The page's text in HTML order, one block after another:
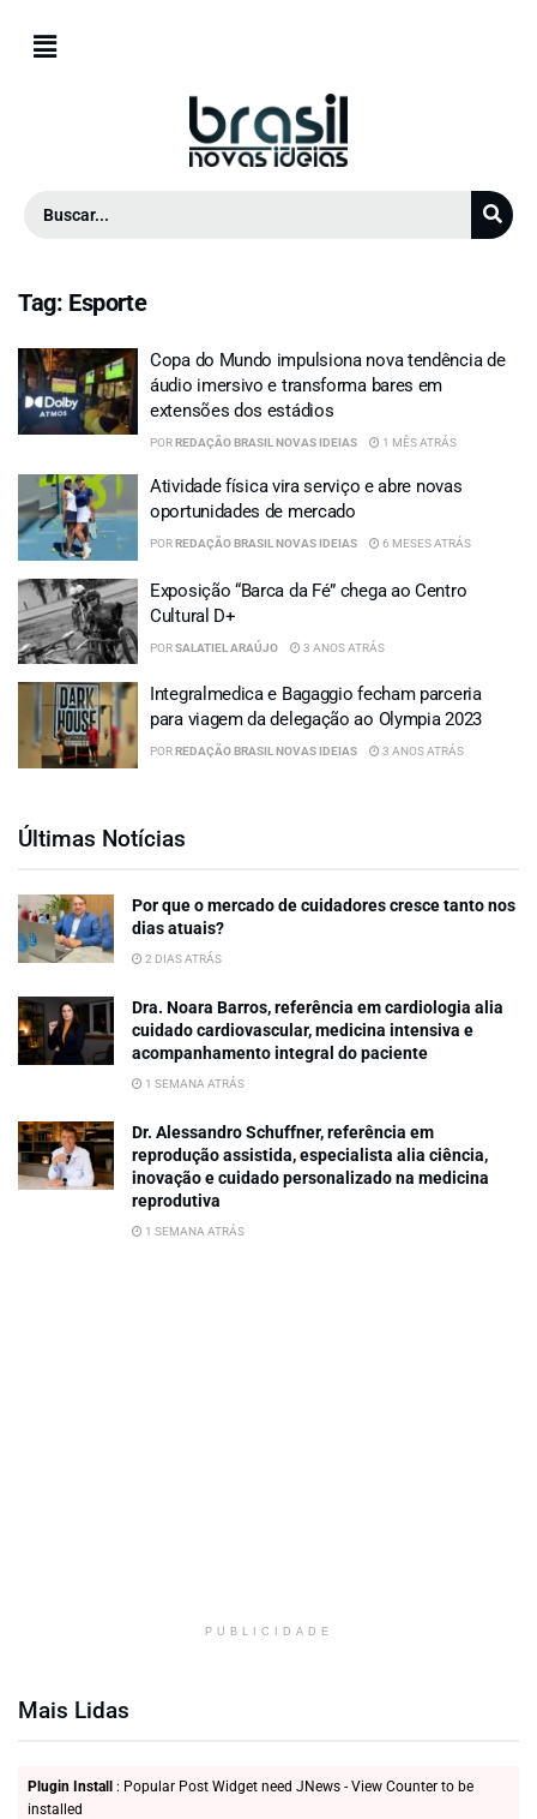
Tag: Esporte
Copa do Mundo impulsiona nova tendência de
áudio imersivo e transforma bares em
extensões dos estádios
PORREDAÇÃO BRASIL NOVAS IDEIAS 1 MÊS ATRÁS
Atividade física vira serviço e abre novas
oportunidades de mercado
PORREDAÇÃO BRASIL NOVAS IDEIAS 6 MESES ATRÁS
Exposição “Barca da Fé” chega ao Centro
Cultural D+
PORSALATIEL ARAÚJO 3 ANOS ATRÁS
Integralmedica e Bagaggio fecham parceria
para viagem da delegação ao Olympia 2023
PORREDAÇÃO BRASIL NOVAS IDEIAS 3 ANOS ATRÁS
Últimas Notícias
Por que o mercado de cuidadores cresce tanto nos
dias atuais?
2 DIAS ATRÁS
Dra. Noara Barros, referência em cardiologia alia
cuidado cardiovascular, medicina intensiva e
acompanhamento integral do paciente
1 SEMANA ATRÁS
Dr. Alessandro Schuffner, referência em
reprodução assistida, especialista alia ciência,
inovação e cuidado personalizado na medicina
reprodutiva
1 SEMANA ATRÁS
PUBLICIDADE
Mais Lidas
Plugin Install : Popular Post Widget need JNews - View Counter to be
installed